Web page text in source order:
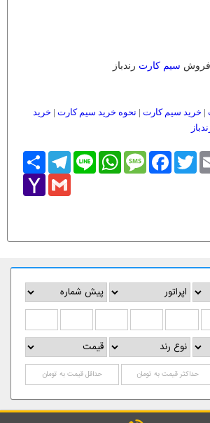
فروش سیم کارت رندباز
| خرید سیم کارت | نحوه خرید سیم کارت | خرید
اشتراکTelegram Line
WhatsAppMessageFacebookTwitter
Yahoo
Mail
Gmail